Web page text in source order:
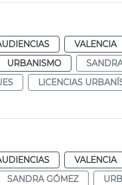
VALENCIA
URBANISMO
LICENCIAS
VALENCIA
SANDRA GÓMEZ